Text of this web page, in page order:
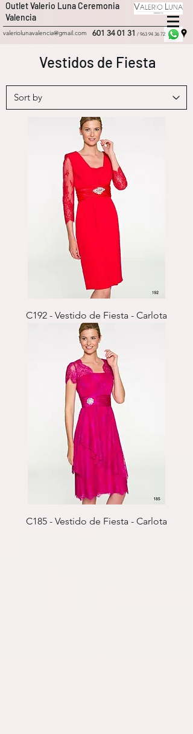
Outlet Valerio Luna Ceremonia
Valencia
601 34 01 31 / 963 94 36 72
valeriolunavalencia@gmail.com
Vestidos de Fiesta
C192 - Vestido de Fiesta - Carlota
C185 - Vestido de Fiesta - Carlota